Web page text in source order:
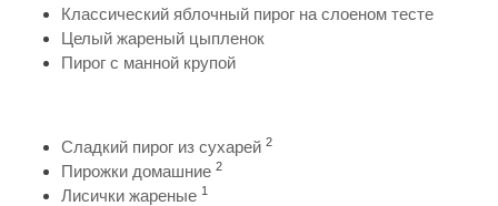
Классический яблочный пирог на слоеном тесте
Целый жареный цыпленок
Пирог с манной крупой
Сладкий пирог из сухарей 2
Пирожки домашние 2
Лисички жареные 1